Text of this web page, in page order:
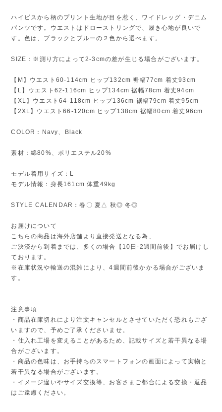
ハイビスから柄のプリント生地が目を惹く、ワイドレッグ・デニム
パンツです。ウエストはドローストリングで、履き心地が良いで
す。色は、ブラックとブルーの２色から選べます。
SIZE：※測り方によって2-3cmの差が生じる場合がございます。
【M】ウエスト60-114cm ヒップ132cm 裾幅77cm 着丈93cm
【L】ウエスト62-116cm ヒップ134cm 裾幅78cm 着丈94cm
【XL】ウエスト64-118cm ヒップ136cm 裾幅79cm 着丈95cm
【2XL】ウエスト66-120cm ヒップ138cm 裾幅80cm 着丈96cm
COLOR：Navy、Black
素材：綿80%、ポリエステル20%
モデル着用サイズ：L
モデル情報：身長161cm 体重49kg
STYLE CALENDAR：春〇 夏△ 秋◎ 冬◎
お届けについて
こちらの商品は海外店舗より直接発送となる為、
ご決済から到着までは、多くの場合【10日-2週間前後】でお届けし
ております。
※在庫状況や輸送の混雑により、4週間前後かかる場合がございま
す。
注意事項
・商品在庫切れにより注文キャンセルとさせていただく恐れもござ
いますので、予めご了承くださいませ。
・仕入れ工場を変えることがあるため、記載サイズと若干異なる場
合がございます。
・商品の色味は、お手持ちのスマートフォンの画面によって実物と
若干異なる場合がございます。
・イメージ違いやサイズ交換等、お客さまご都合による交換・返品
はご遠慮ください。